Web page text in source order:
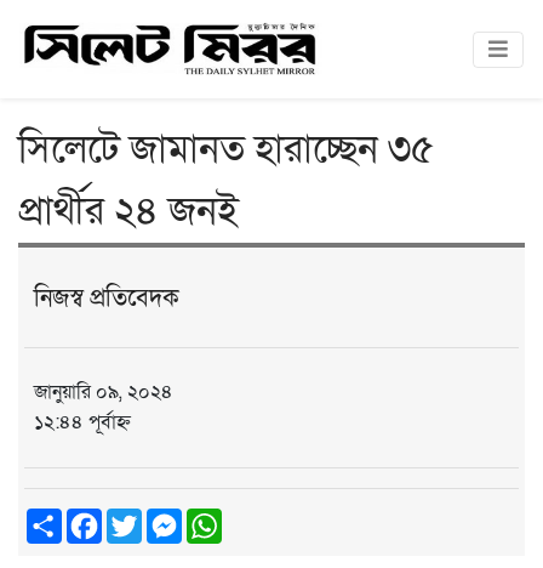
সিলেটে জামানত হারাচ্ছেন ৩৫
প্রার্থীর ২৪ জনই
নিজস্ব প্রতিবেদক
জানুয়ারি ০৯, ২০২৪
১২:৪৪ পূর্বাহ্ন
ShareFacebook
TwitterMessenger